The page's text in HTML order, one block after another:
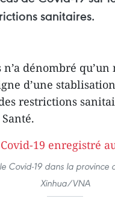
sanitaires.
dénombré
d’une
restrictions
Covid-19 dans la province
Xinhua/VNA